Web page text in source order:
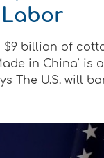
$9 billion of
in China’ is
The U.S. will